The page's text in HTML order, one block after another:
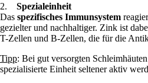
2. Spezialeinheit
Das spezifisches Immunsystem
gezielter und nachhaltiger. Zink ist
T-Zellen und B-Zellen, die für die
Tipp: Bei gut versorgten
spezialisierte Einheit seltener aktiv